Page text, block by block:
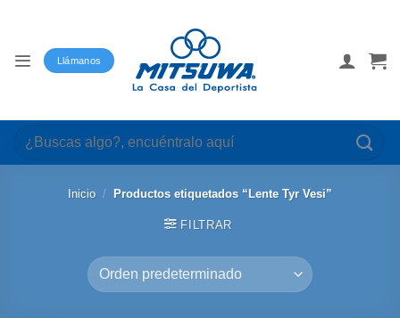
Llámanos
Buscar
por:
Inicio / Productos etiquetados “Lente Tyr Vesi”
FILTRAR